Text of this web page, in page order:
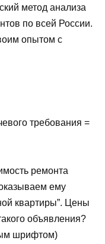
метод анализа
по всей России.
опытом с
требования =
ремонта
ему
квартиры”. Цены
объявления?
шрифтом)